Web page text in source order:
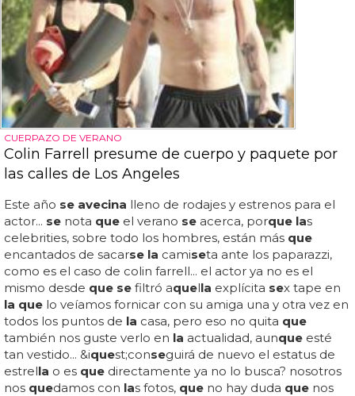
CUERPAZO DE VERANO
Colin Farrell presume de cuerpo y paquete por
las calles de Los Angeles
Este año se avecina lleno de rodajes y estrenos para el
actor... se nota que el verano se acerca, porque las
celebrities, sobre todo los hombres, están más que
encantados de sacarse la camiseta ante los paparazzi,
como es el caso de colin farrell... el actor ya no es el
mismo desde que se filtró aquella explícita sex tape en
la que lo veíamos fornicar con su amiga una y otra vez en
todos los puntos de la casa, pero eso no quita que
también nos guste verlo en la actualidad, aunque esté
tan vestido... &iquest;conseguirá de nuevo el estatus de
estrella o es que directamente ya no lo busca? nosotros
nos quedamos con las fotos, que no hay duda que nos